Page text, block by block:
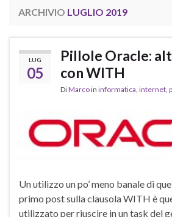
ARCHIVIO LUGLIO 2019
LUG
05
Pillole Oracle:
con WITH
DiMarcoin informatica internet
Un utilizzo un po’ meno banale di
primo post sulla clausola WITH è
utilizzato per riuscire in un task del